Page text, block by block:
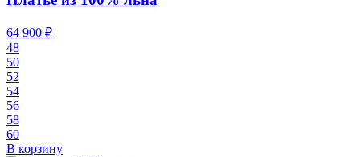
64 900 ₽
48
50
52
54
56
58
60
В корзину